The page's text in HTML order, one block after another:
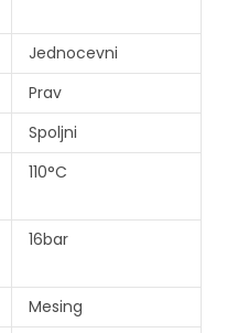
Jednocevni
Prav
Spoljni
110°C
16bar
Mesing